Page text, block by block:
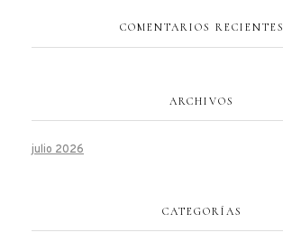
COMENTARIOS RECIENTES
ARCHIVOS
julio 2026
CATEGORÍAS